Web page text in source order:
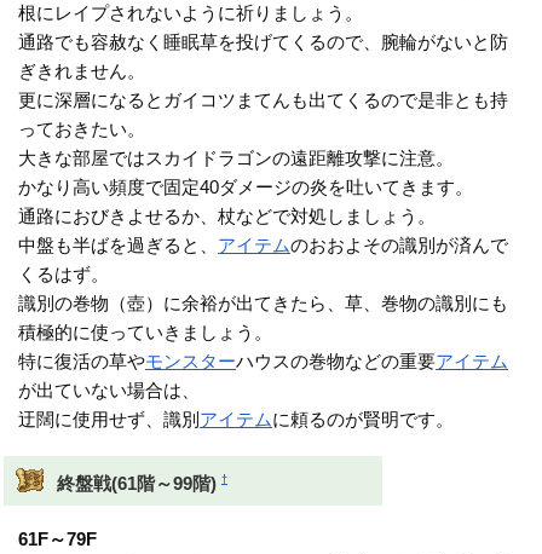
根にレイプされないように祈りましょう。
通路でも容赦なく睡眠草を投げてくるので、腕輪がないと防
ぎきれません。
更に深層になるとガイコツまてんも出てくるので是非とも持
っておきたい。
大きな部屋ではスカイドラゴンの遠距離攻撃に注意。
かなり高い頻度で固定40ダメージの炎を吐いてきます。
通路におびきよせるか、杖などで対処しましょう。
中盤も半ばを過ぎると、 アイテムのおおよその識別が済んで
くるはず。
識別の巻物（壺）に余裕が出てきたら、草、巻物の識別にも
積極的に使っていきましょう。
特に復活の草やモンスターハウスの巻物などの重要アイテム
が出ていない場合は、
迂闊に使用せず、識別 アイテムに頼るのが賢明です。
終盤戦(61階～99階) †
61F～79F